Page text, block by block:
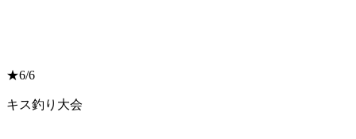
★6/6
キス釣り大会